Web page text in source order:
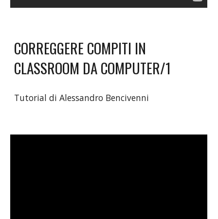
CORREGGERE COMPITI IN
CLASSROOM DA COMPUTER/1
Tutorial di Alessandro Bencivenni